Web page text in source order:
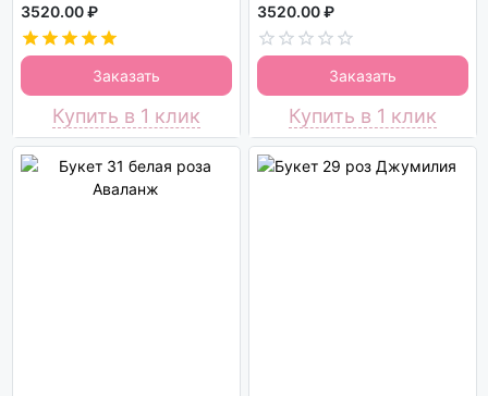
3520.00 ₽
Заказать
Купить в 1 клик
3520.00 ₽
Заказать
Купить в 1 клик